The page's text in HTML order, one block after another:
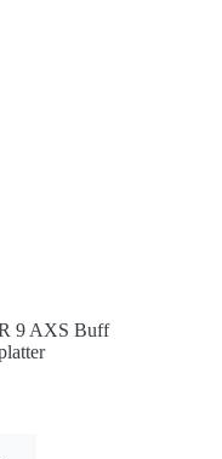
9 AXS Buff